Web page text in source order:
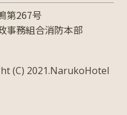
第267号
事務組合消防本部
(C) 2021.NarukoHotel